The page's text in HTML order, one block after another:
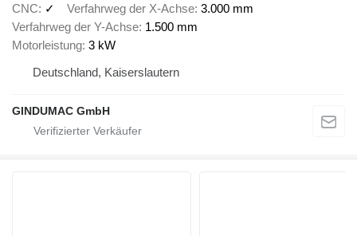
CNC
✓ Verfahrweg der X-Achse 3.000 mm
Verfahrweg der Y-Achse 1.500 mm
Motorleistung 3 kW
Deutschland, Kaiserslautern
GINDUMAC GmbH